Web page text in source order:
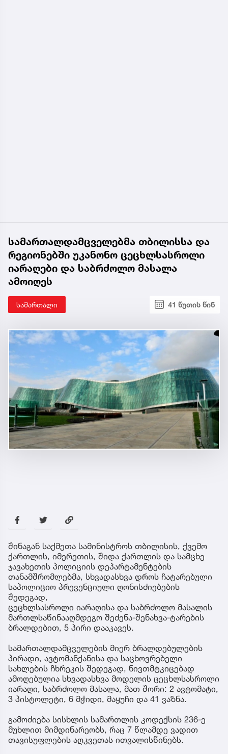
სამართალდამცველებმა თბილისსა და
რეგიონებში უკანონო ცეცხლსასროლი
იარაღები და საბრძოლო მასალა
ამოიღეს
სამართალი 41 წუთის წინ
შინაგან საქმეთა სამინისტროს თბილისის, ქვემო
ქართლის, იმერეთის, შიდა ქართლის და სამცხე
ჯავახეთის პოლიციის დეპარტამენტების
თანამშრომლებმა, სხვადასხვა დროს ჩატარებული
საპოლიციო პრევენციული ღონისძიებების
შედეგად,
ცეცხლსასროლი იარაღისა და საბრძოლო მასალის
მართლსაწინააღმდეგო შეძენა-შენახვა-ტარების
ბრალდებით, 5 პირი დააკავეს.
სამართალდამცველების მიერ ბრალდებულების
პირადი, ავტომანქანისა და საცხოვრებელი
სახლების ჩხრეკის შედეგად, ნივთმტკიცებად
ამოღებულია სხვადასხვა მოდელის ცეცხლსასროლი
იარაღი, საბრძოლო მასალა, მათ შორი: 2 ავტომატი,
3 პისტოლეტი, 6 მჭიდი, მაყუჩი და 41 ვაზნა.
გამოძიება სისხლის სამართლის კოდექსის 236-ე
მუხლით მიმდინარეობს, რაც 7 წლამდე ვადით
თავისუფლების აღკვეთას ითვალისწინებს.